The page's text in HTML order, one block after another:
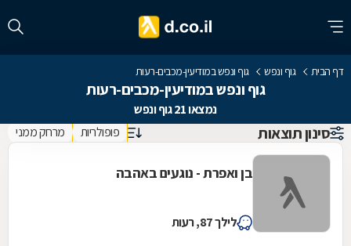
דף הבית גוף ונפש גוף ונפש במודיעין-מכבים-רעות
גוף ונפש במודיעין-מכבים-רעות
נמצאו 21 גוף ונפש
סינון תוצאות פופולריות מרחק ממני
בן ואפרת - נוגעים באהבה
לילך 87, רעות